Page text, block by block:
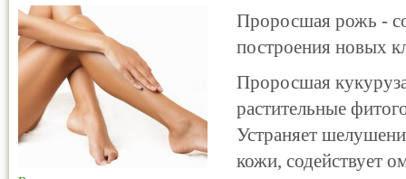
Проросшая рожь -
построения новых
Проросшая
растительные
Устраняет
кожи, содействует